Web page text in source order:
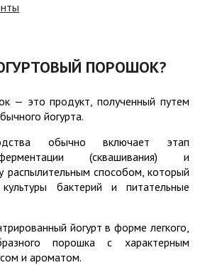
ПОРОШОК?
— это продукт, полученный путем
йогурта.
обычно включает этап
(сквашивания) и
распылительным способом, который
бактерий и питательные
йогурт в форме легкого,
порошка с характерным
и ароматом.